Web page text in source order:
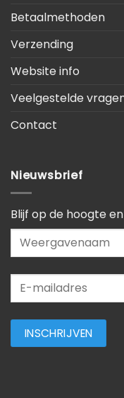
Betaalmethoden
Verzending
Website info
Veelgestelde
Contact
Nieuwsbrief
Blijf op de hoogte